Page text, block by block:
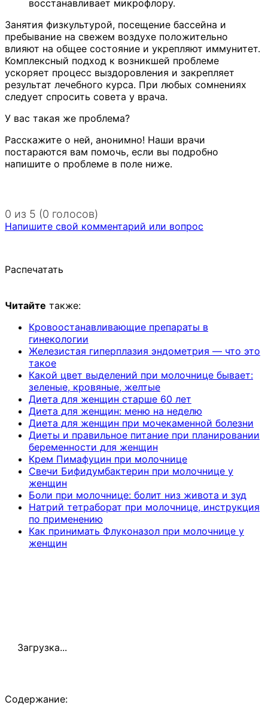
восстанавливает микрофлору.
Занятия физкультурой, посещение бассейна и
пребывание на свежем воздухе положительно
влияют на общее состояние и укрепляют иммунитет.
Комплексный подход к возникшей проблеме
ускоряет процесс выздоровления и закрепляет
результат лечебного курса. При любых сомнениях
следует спросить совета у врача.
У вас такая же проблема?
Расскажите о ней, анонимно! Наши врачи
постараются вам помочь, если вы подробно
напишите о проблеме в поле ниже.
Загрузка...
0 из 5 (0 голосов)
Напишите свой комментарий или вопрос
Распечатать
Читайте также:
Кровоостанавливающие препараты в
гинекологии
Железистая гиперплазия эндометрия — что это
такое
Какой цвет выделений при молочнице бывает:
зеленые, кровяные, желтые
Диета для женщин старше 60 лет
Диета для женщин: меню на неделю
Диета для женщин при мочекаменной болезни
Диеты и правильное питание при планировании
беременности для женщин
Крем Пимафуцин при молочнице
Свечи Бифидумбактерин при молочнице у
женщин
Боли при молочнице: болит низ живота и зуд
Натрий тетраборат при молочнице, инструкция
по применению
Как принимать Флуконазол при молочнице у
женщин
Содержание: